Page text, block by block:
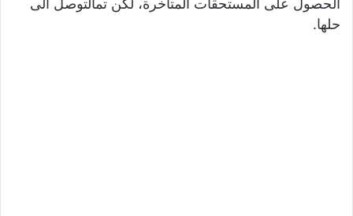
الحصول على المستحقات المتأخرة، لكن تمالتوصل الى
حلها.